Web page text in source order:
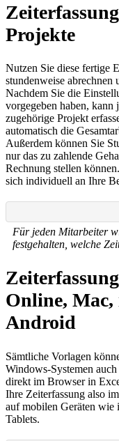
Projekte
Nutzen Sie diese fertige
stundenweise abrechnen
Nachdem Sie die
vorgegeben haben, kann
zugehörige Projekt
automatisch die
Außerdem können Sie
nur das zu zahlende
Rechnung stellen
sich individuell an Ihre
Für jeden Mitarbeiter
festgehalten, welche
Online,
Android
Sämtliche Vorlagen
Windows-Systemen
direkt im Browser in
Ihre Zeiterfassung also
auf mobilen Geräten wie
Tablets.